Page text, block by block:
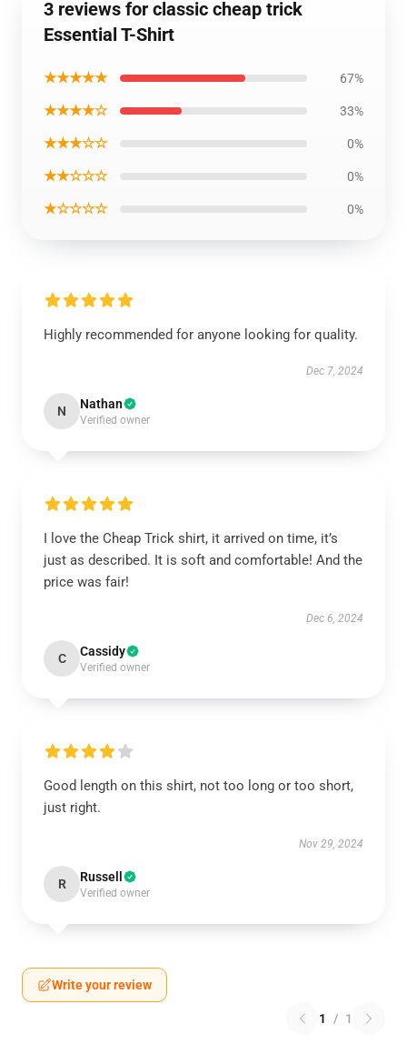
3 reviews for classic cheap trick
Essential T-Shirt
★★★★★ 67%
★★★★☆ 33%
★★★☆☆ 0%
★★☆☆☆ 0%
★☆☆☆☆ 0%
Highly recommended for anyone looking for quality.
Dec 7, 2024
N Nathan
Verified owner
I love the Cheap Trick shirt, it arrived on time, it’s
just as described. It is soft and comfortable! And the
price was fair!
Dec 6, 2024
C Cassidy
Verified owner
Good length on this shirt, not too long or too short,
just right.
Nov 29, 2024
R Russell
Verified owner
Write your review
1 / 1